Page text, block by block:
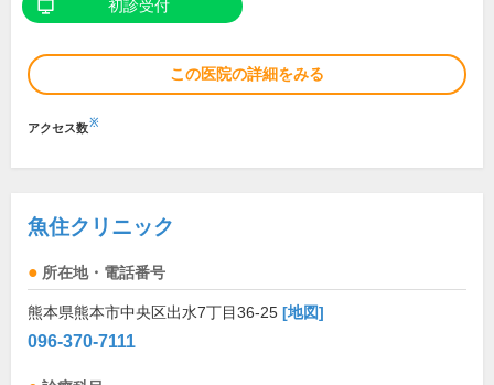
初診受付
この医院の詳細をみる
アクセス数※
魚住クリニック
所在地・電話番号
熊本県熊本市中央区出水7丁目36-25 [地図]
096-370-7111